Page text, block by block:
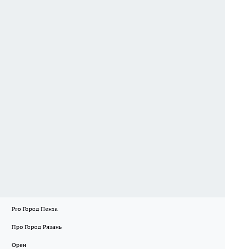
Pro Город Пенза
Про Город Рязань
Орен